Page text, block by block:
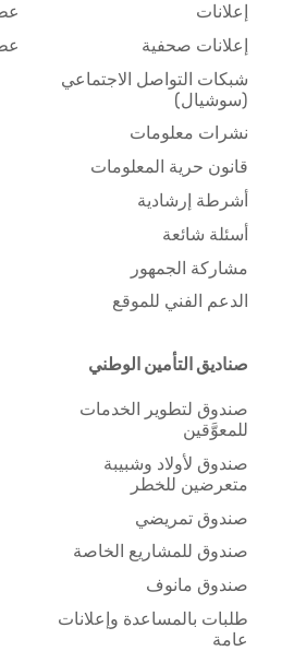
إعلانات
إعلانات صحفية
شبكات التواصل الاجتماعي
(سوشيال)
نشرات معلومات
قانون حرية المعلومات
أشرطة إرشادية
أسئلة شائعة
مشاركة الجمهور
الدعم الفني للموقع
صناديق التأمين الوطني
صندوق لتطوير الخدمات
للمعوَّقين
صندوق لأولاد وشبيبة
متعرضين للخطر
صندوق تمريضي
صندوق للمشاريع الخاصة
صندوق مانوف
طلبات بالمساعدة وإعلانات
عامة